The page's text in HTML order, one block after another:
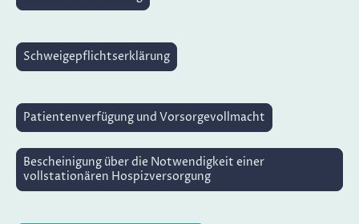
Schweigepflichtserklärung
Patientenverfügung und Vorsorgevollmacht
Bescheinigung über die Notwendigkeit einer
vollstationären Hospizversorgung